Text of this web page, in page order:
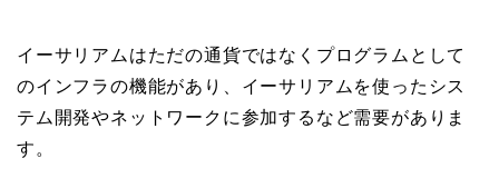
イーサリアムはただの通貨ではなくプログラムとして
のインフラの機能があり、イーサリアムを使ったシス
テム開発やネットワークに参加するなど需要がありま
す。